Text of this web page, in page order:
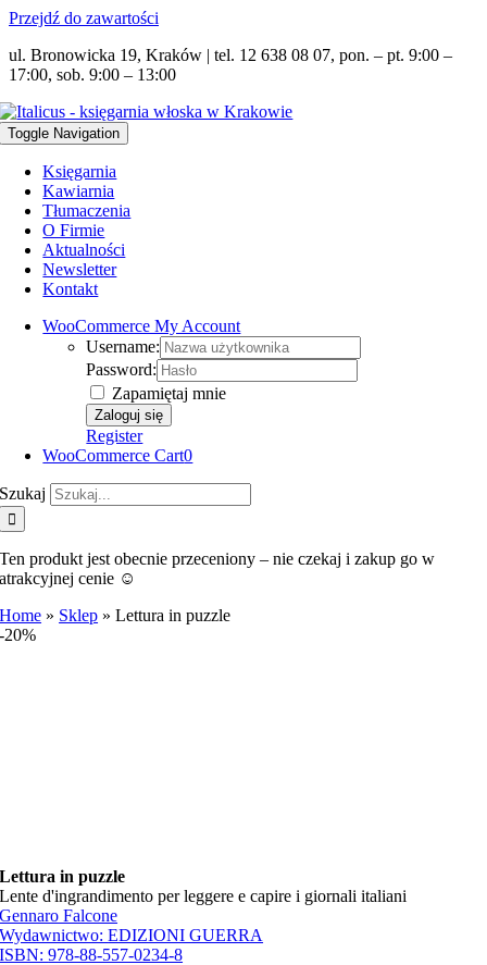
Przejdź do zawartości
ul. Bronowicka 19, Kraków | tel. 12 638 08 07, pon. – pt. 9:00 –
17:00, sob. 9:00 – 13:00
Toggle Navigation
Księgarnia
Kawiarnia
Tłumaczenia
O Firmie
Aktualności
Newsletter
Kontakt
WooCommerce My Account
Username:
Password:
Zapamiętaj mnie
Register
WooCommerce Cart0
Szukaj
Ten produkt jest obecnie przeceniony – nie czekaj i zakup go w
atrakcyjnej cenie ☺️
Home » Sklep »Lettura in puzzle
-20%
Lettura in puzzle
Lente d'ingrandimento per leggere e capire i giornali italiani
Gennaro Falcone
Wydawnictwo:EDIZIONI GUERRA
ISBN:978-88-557-0234-8